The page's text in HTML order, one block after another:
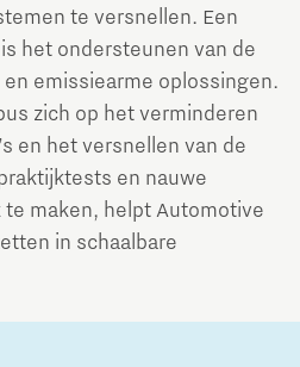
te versnellen. Een
het ondersteunen van de
emissiearme oplossingen.
zich op het verminderen
en het versnellen van de
en nauwe
maken, helpt Automotive
in schaalbare